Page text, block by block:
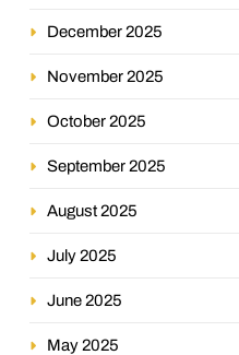
December 2025
November 2025
October 2025
September 2025
August 2025
July 2025
June 2025
May 2025